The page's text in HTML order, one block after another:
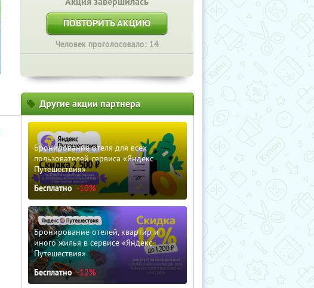
ПОВТОРИТЬ АКЦИЮ
Человек проголосовало: 14
Другие акции партнера
Бронирование отеля для всех
пользователей сервиса «Яндекс
Путешествия»
Бесплатно -10%
Бронирование отелей, квартир и
иного жилья в сервисе «Яндекс
Путешествия»
Бесплатно -12%